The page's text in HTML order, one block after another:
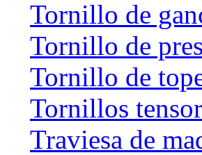
Tornillo de
Tornillo de
Tornillo de
Tornillos
Traviesa de